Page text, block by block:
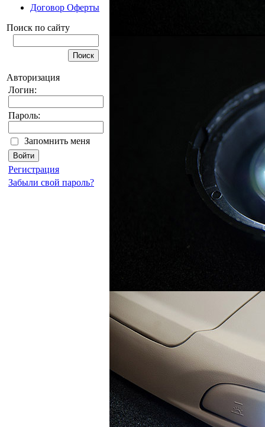
Договор Оферты
Поиск по сайту
Авторизация
Логин:
Пароль:
Запомнить меня
Регистрация
Забыли свой пароль?